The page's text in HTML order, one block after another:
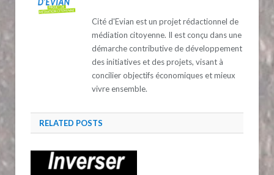
Cité d'Evian est un projet rédactionnel de
médiation citoyenne. Il est conçu dans une
démarche contributive de développement
des initiatives et des projets, visant à
concilier objectifs économiques et mieux
vivre ensemble.
RELATED POSTS